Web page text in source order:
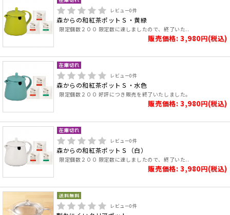
レビュー0件
森からの和紅茶ポットＳ・黄緑
限定個数２００ 限定数に達しましたので、終了いた..
販売価格: 3,980円(税込)
レビュー0件
森からの和紅茶ポットＳ・水色
限定個数２００ 好評につき販売を終了いたしました。
販売価格: 3,980円(税込)
レビュー0件
森からの和紅茶ポットＳ（白）
限定個数２００ 限定数に達しましたので、終了いた..
販売価格: 3,980円(税込)
レビュー0件